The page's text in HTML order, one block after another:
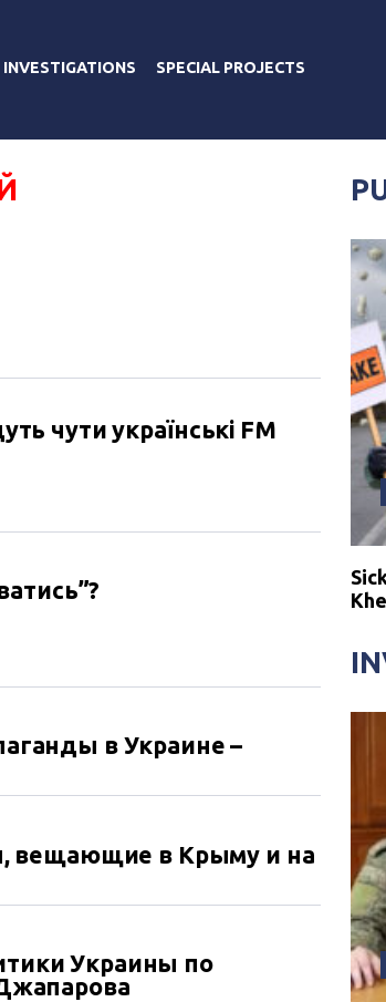
INVESTIGATIONS SPECIAL PROJECTS
чути українські FM
в Украине –
вещающие в Крыму и на
Украины по